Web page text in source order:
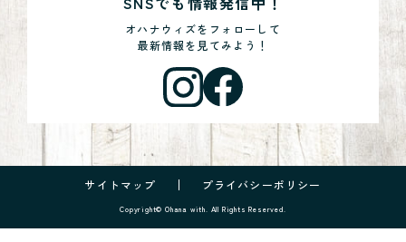
オハナウィズをフォローして
最新情報を見てみよう！
サイトマップ プライバシーポリシー
Copyright© Ohana with. All Rights Reserved.